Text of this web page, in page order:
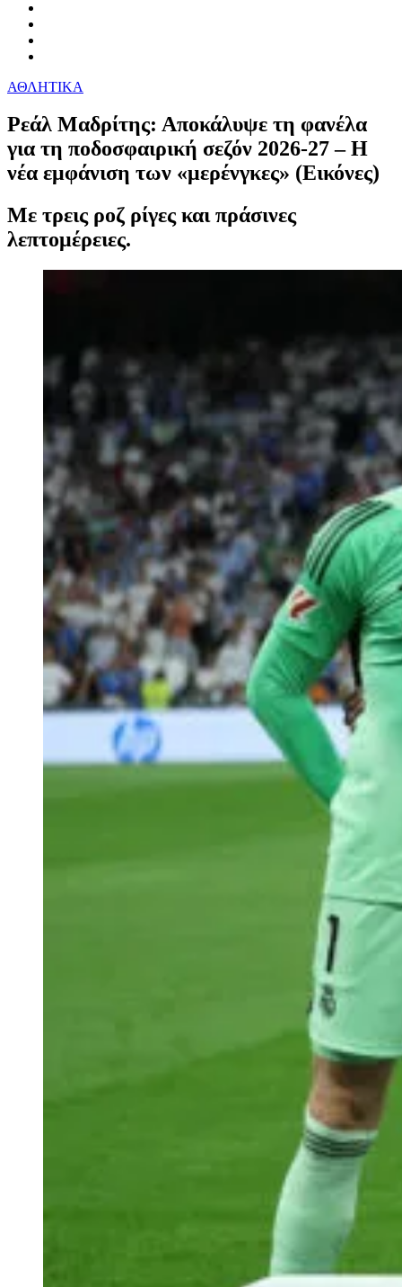
ΑΘΛΗΤΙΚΑ
Ρεάλ Μαδρίτης: Αποκάλυψε τη φανέλα
για τη ποδοσφαιρική σεζόν 2026-27 – Η
νέα εμφάνιση των «μερένγκες» (Εικόνες)
Με τρεις ροζ ρίγες και πράσινες
λεπτομέρειες.